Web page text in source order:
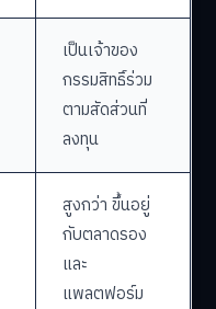
เป็นเจ้าของ
กรรมสิทธิ์ร่วม
ตามสัดส่วนที่
ลงทุน
สูงกว่า ขึ้นอยู่
กับตลาดรอง
และ
แพลตฟอร์ม